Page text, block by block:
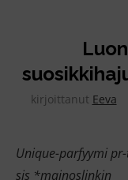
kirjoittanut Eeva
Unique-parfyymi
sis *mainoslinkin